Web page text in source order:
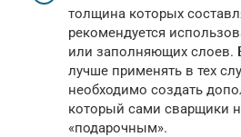
толщина которых
рекомендуется
или заполняющих слоев.
лучше применять в тех
необходимо создать
который сами сварщики
«подарочным».